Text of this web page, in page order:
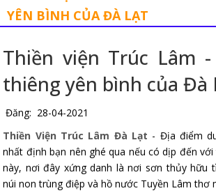
YÊN BÌNH CỦA ĐÀ LẠT
Thiền viện Trúc Lâm
thiêng yên bình của Đà
Đăng: 28-04-2021
Thiền Viện Trúc Lâm Đà Lạt - Địa điểm
nhất định bạn nên ghé qua nếu có dịp đến
này, nơi đây xứng danh là nơi sơn thủy hữu
núi non trùng điệp và hồ nước Tuyền Lâm thơ